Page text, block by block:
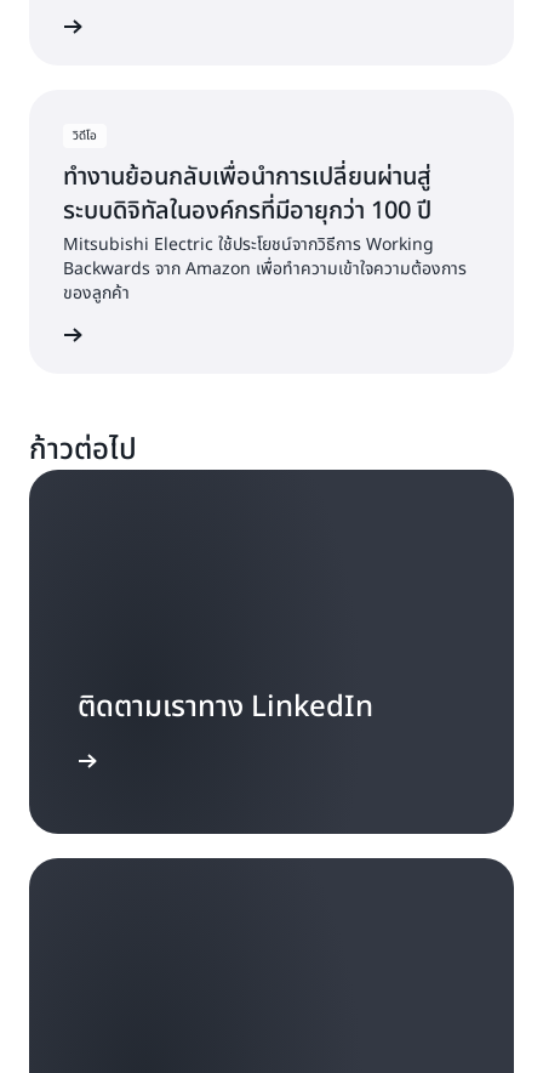
วิดีโอ
ทำงานย้อนกลับเพื่อนำการเปลี่ยนผ่านสู่
ระบบดิจิทัลในองค์กรที่มีอายุกว่า 100 ปี
Mitsubishi Electric ใช้ประโยชน์จากวิธีการ Working
Backwards จาก Amazon เพื่อทำความเข้าใจความต้องการ
ของลูกค้า
ก้าวต่อไป
ติดตามเราทาง LinkedIn